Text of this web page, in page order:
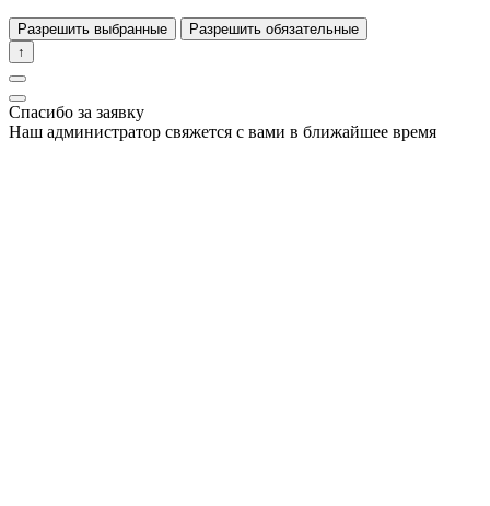
Разрешить выбранные
Разрешить обязательные
↑
Спасибо за заявку
Наш администратор свяжется с вами в ближайшее время